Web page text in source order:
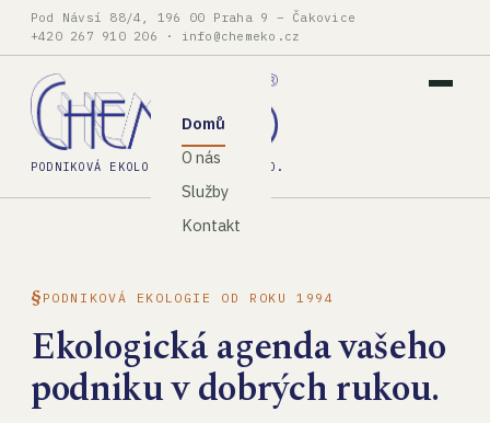
Pod Návsí 88/4, 196 00 Praha 9 – Čakovice
+420 267 910 206 · info@chemeko.cz
PODNIKOVÁ EKOLOGIE, SPOL. S R.O.
Domů
O nás
Služby
Kontakt
PODNIKOVÁ EKOLOGIE OD ROKU 1994
Ekologická agenda vašeho
podniku v dobrých rukou.